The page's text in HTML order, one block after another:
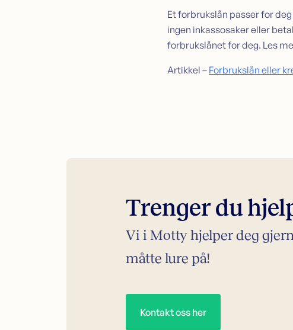
Et forbrukslån passer for
ingen inkassosaker eller
forbrukslånet for deg. Les
Artikkel – Forbrukslån eller
Trenger du
Vi i Motty hjelper deg
måtte lure på!
Kontakt oss her